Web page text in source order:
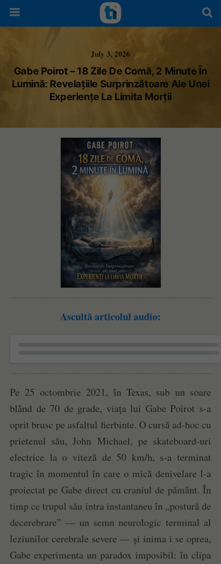
July 3, 2026
Gabe Poirot – 18 Zile De Comă, 2 Minute În
Lumină: Revelațiile Surprinzătoare Ale Unei
Experiențe La Limita Morții
Ascultă articolul audio:
Pe 25 octombrie 2021, în Texas, sub un soare
blând de 70 de grade, viața lui Gabe Poirot s-a
oprit brusc pe asfaltul fierbinte. O cursă ad-hoc cu
prietenul său, John Michael, pe skateboard-uri
electrice la o viteză de 50 km/h, s-a terminat
tragic în momentul în care o mică denivelare l-a
proiectat pe Gabe direct cu craniul de pământ. În
timp ce trupul său intra instantaneu în „postură de
decerebrare” — un semn neurologic terminal al
leziunilor cerebrale severe — și inima i se oprea,
Gabe experimenta un paradox imposibil: în clipa